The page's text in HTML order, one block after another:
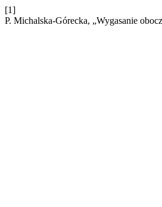
[1]
P. Michalska-Górecka, „Wygasanie